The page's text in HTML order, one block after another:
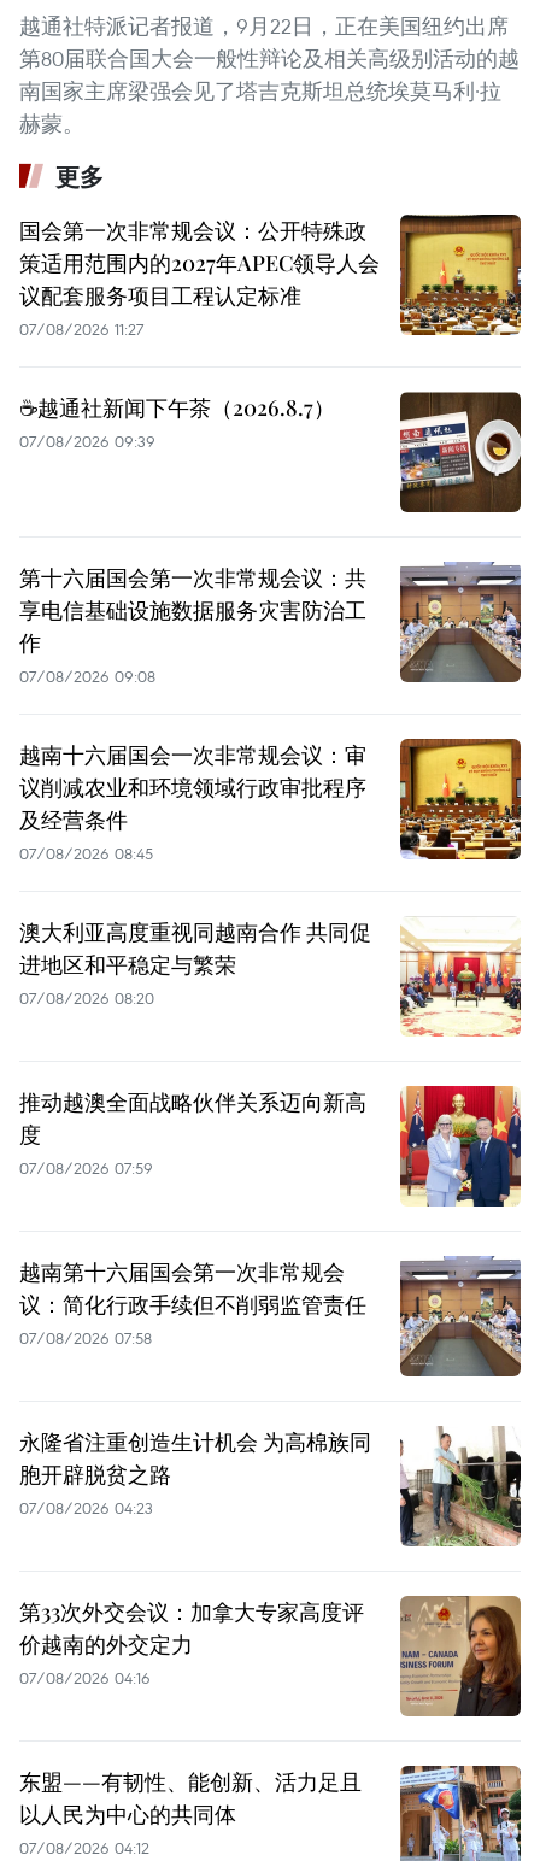
越通社特派记者报道，9月22日，正在美国纽约出席
第80届联合国大会一般性辩论及相关高级别活动的越
南国家主席梁强会见了塔吉克斯坦总统埃莫马利·拉
赫蒙。
更多
国会第一次非常规会议：公开特殊政
策适用范围内的2027年APEC领导人会
议配套服务项目工程认定标准
07/08/2026 11:27
☕️越通社新闻下午茶（2026.8.7）
07/08/2026 09:39
第十六届国会第一次非常规会议：共
享电信基础设施数据服务灾害防治工
作
07/08/2026 09:08
越南十六届国会一次非常规会议：审
议削减农业和环境领域行政审批程序
及经营条件
07/08/2026 08:45
澳大利亚高度重视同越南合作 共同促
进地区和平稳定与繁荣
07/08/2026 08:20
推动越澳全面战略伙伴关系迈向新高
度
07/08/2026 07:59
越南第十六届国会第一次非常规会
议：简化行政手续但不削弱监管责任
07/08/2026 07:58
永隆省注重创造生计机会 为高棉族同
胞开辟脱贫之路
07/08/2026 04:23
第33次外交会议：加拿大专家高度评
价越南的外交定力
07/08/2026 04:16
东盟——有韧性、能创新、活力足且
以人民为中心的共同体
07/08/2026 04:12